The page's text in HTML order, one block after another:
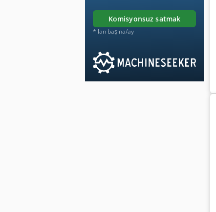
komisyonsuz satmak
*ilan başına/ay